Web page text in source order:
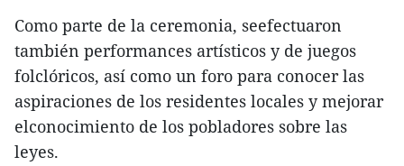
Como parte de la ceremonia, seefectuaron
también performances artísticos y de juegos
folclóricos, así como un foro para conocer las
aspiraciones de los residentes locales y mejorar
elconocimiento de los pobladores sobre las
leyes.